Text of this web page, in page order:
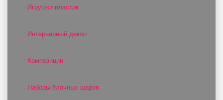
Игрушки пластик
Интерьерный декор
Композиции
Наборы ёлочных шаров